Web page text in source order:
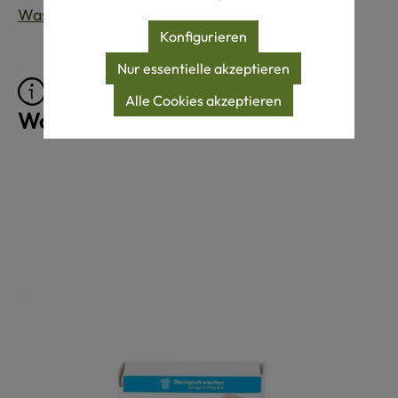
Waschen von Wollprodukten
Pflegeprodukte für
Wollprodukte
Nur essentielle akzeptieren
Konfigurieren
Alle Cookies akzeptieren